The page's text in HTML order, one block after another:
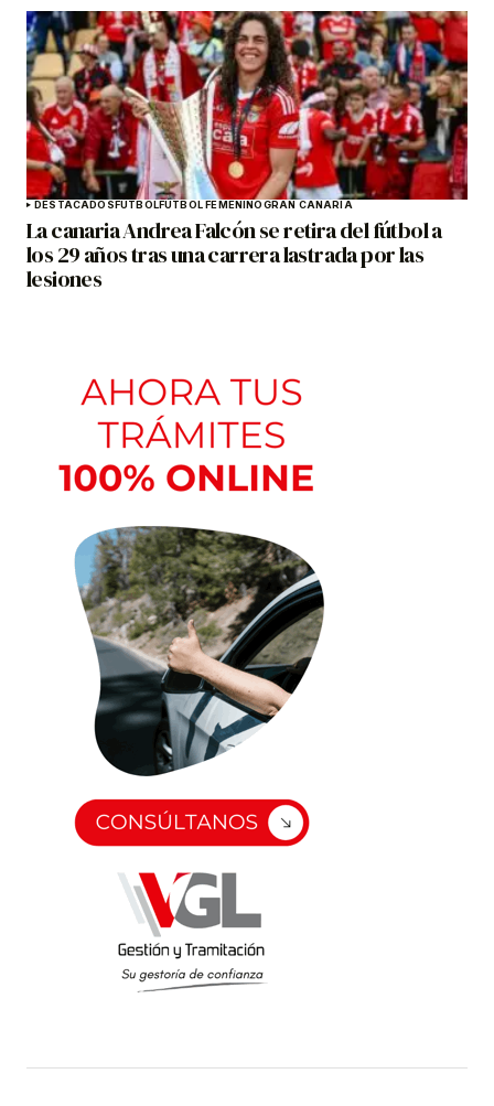
DESTACADOSFÚTBOLFÚTBOL FEMENINOGRAN CANARIA
La canaria Andrea Falcón se retira del fútbol a
los 29 años tras una carrera lastrada por las
lesiones